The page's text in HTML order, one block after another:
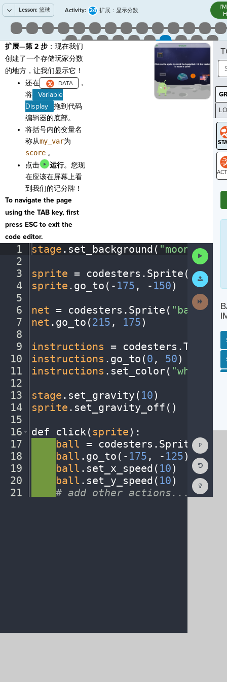
Lesson: 篮球 Activity: 24 扩展：显示分数
扩展—第 2 步 ：现在我们
创建了一个存储玩家分数
的地方，让我们显示它！
还在
，
将
Variable
Display
拖到代码
编辑器的底部。
将括号内的变量名
称从my_var为
score 。
点击
运行。您现
在应该在屏幕上看
到我们的记分牌！
To navigate the page
using the TAB key, first
press ESC to exit the
code editor.
1
2
3
4
5
6
7
8
9
10
11
12
13
14
15
16
17
18
19
20
21
stage . set_background( "moon")¬
sprite = codesters . Sprite(
sprite . go_to( - 175 , - 150)
net = codesters . Sprite(
net . go_to(215 , 175)
instructions = codesters .Text(
instructions . go_to(0 , 50)
instructions . set_color( "white"
¬
stage . set_gravity( 10)
sprite . set_gravity_off()
def
click( sprite) :
ball = codesters . Sprite(
ball . go_to( - 175 , - 125)
¬
ball . set_x_speed( 10)
ball . set_y_speed( 10)
# add other actions... ¬
Code
Work
Activity
Code
How
To